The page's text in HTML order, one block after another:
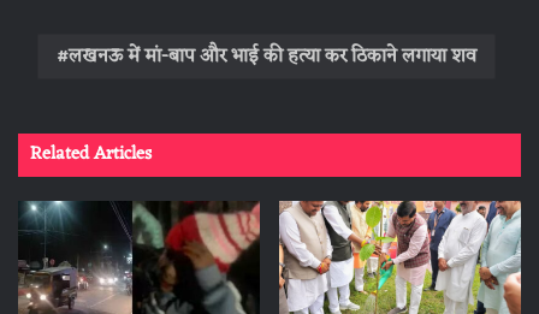
लखनऊ में मां-बाप और भाई की हत्‍या कर ठ‍िकाने लगाया शव
Related Articles